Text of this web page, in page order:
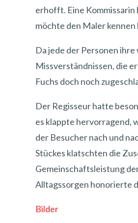
erhofft. Eine
möchte den Maler
Da jede der Personen
Missverständnissen, die
Fuchs doch noch
Der Regisseur hatte
es klappte hervorragend,
der Besucher nach und
Stückes klatschten die
Gemeinschaftsleistung
Alltagssorgen honorierte
Bilder